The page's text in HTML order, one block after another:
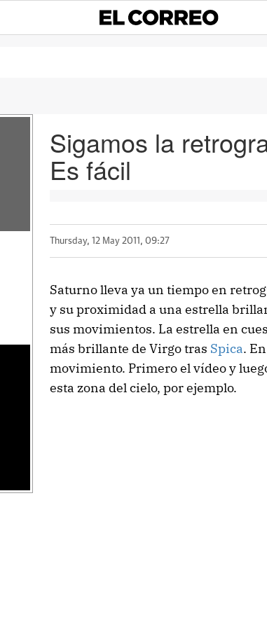
Sigamos la
Es fácil
Thursday, 12 May 2011, 09:27
Saturno lleva ya un tiempo en
y su proximidad a una estrella
sus movimientos. La estrella en
más brillante de Virgo tras Spica.
movimiento. Primero el vídeo y
esta zona del cielo, por ejemplo.